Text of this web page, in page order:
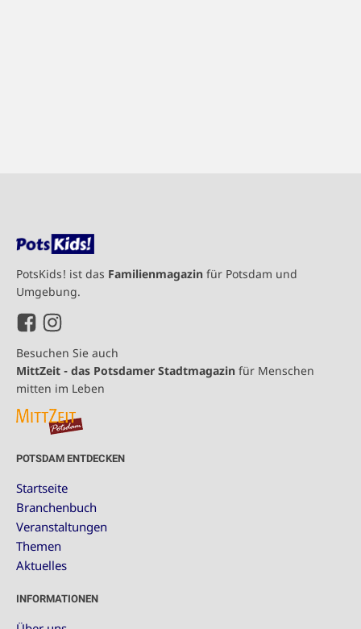
PotsKids! ist das Familienmagazin für Potsdam und
Umgebung.
Besuchen Sie auch
MittZeit - das Potsdamer Stadtmagazin für Menschen
mitten im Leben
POTSDAM ENTDECKEN
Startseite
Branchenbuch
Veranstaltungen
Themen
Aktuelles
INFORMATIONEN